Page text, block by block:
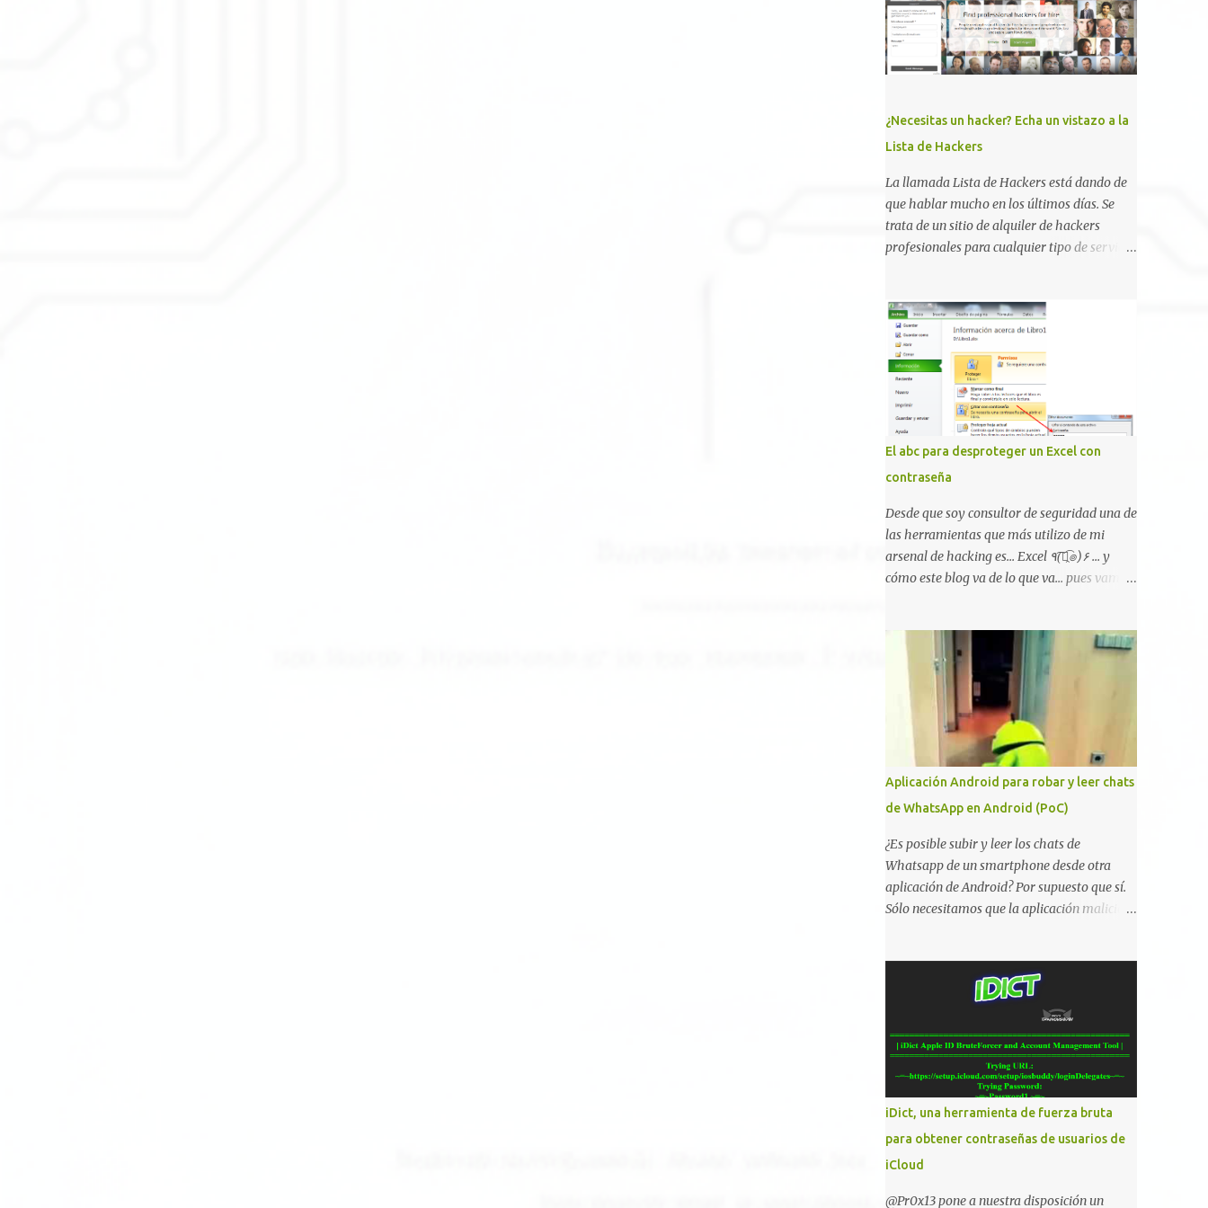
configurada podía ser incluso más peligrosa
que un Kerberoasting o un abuso de
delegaciones. Ahora llega una nueva
(CVE-2026-54121) , una elevación de
privilegios que afecta a Microsoft Active
Directory Certificate Services y que, según
Microsoft, permite que un usuario
autenticado eleve privilegios a través de la
red debido a un problema de autorización.
La vulnerabilidad ha recibido una
Certighost no es únicamente la
vulnerabilidad, sino el objetivo final.
Mientras muchos ataques contra AD CS
buscan obtener un certificado válido para ...
¿Necesitas un hacker? Echa un vistazo a la
Lista de Hackers
La llamada Lista de Hackers está dando de
que hablar mucho en los últimos días. Se
trata de un sitio de alquiler de hackers
profesionales para cualquier tipo de servicio.
discreción, comunicaciones cifradas y la
garantía de que ningún servicio será
demasiado difícil para los talentos que
pueden ser contratados desde la plataforma.
En el sitio se asegura de que Lista de
Hackers, con identidades desconocidas, fue
creada para un "uso legal y ético", y sin
embargo existen propuestas de dudosa ética
como para entrar en cuentas de Gmail o
WhatsApp, comprometer bases de datos o
cambiar notas de cursos. La Lista de
Hackers, que atrajo la atención mundial
después de un informe publicado en The
recibe ofertas para prestar el servicio y la
garantía de los promotores del sitio de que
el demandado cumple con ...
El abc para desproteger un Excel con
contraseña
Desde que soy consultor de seguridad una de
las herramientas que más utilizo de mi
arsenal de hacking es... Excel ٩(͡๏̯͡๏)۶ ... y
cómo este blog va de lo que va... pues vamos
nuestras hojas de cálculo favoritas. Cifrar
con contraseña Algo muy común es proteger
el acceso total al fichero con una contraseña:
Aplicación Android para robar y leer chats
de WhatsApp en Android (PoC)
¿Es posible subir y leer los chats de
Whatsapp de un smartphone desde otra
aplicación de Android? Por supuesto que sí.
Sólo necesitamos que la aplicación maliciosa
(android.permission.READ_EXTERNAL_STO
RAGE). Hace unos meses se publicó en
algunos foros una guía paso a paso para
montar nuestro propio Whatsapp Stealer y
ahora Bas Bosschert ha publicado una PoC
con unas pocas modificaciones. Para
empezar con la prueba de concepto ( y ojo
que digo PoC que nos conocemos ;) )
tenemos que publicar en nuestro webserver
un php para subir las bases de datos de
iDict, una herramienta de fuerza bruta
para obtener contraseñas de usuarios de
iCloud
@Pr0x13 pone a nuestra disposición un